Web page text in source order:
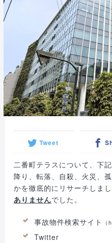
Tweet
二番町テラスについて、下
降り、転落、自殺、火災、
かを徹底的にリサーチしま
ありませんでした。
事故物件検索サイト （
Twitter